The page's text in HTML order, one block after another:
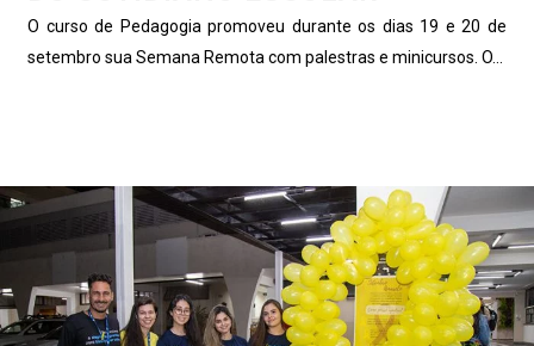
O curso de Pedagogia promoveu durante os dias 19 e 20 de
setembro sua Semana Remota com palestras e minicursos. O...